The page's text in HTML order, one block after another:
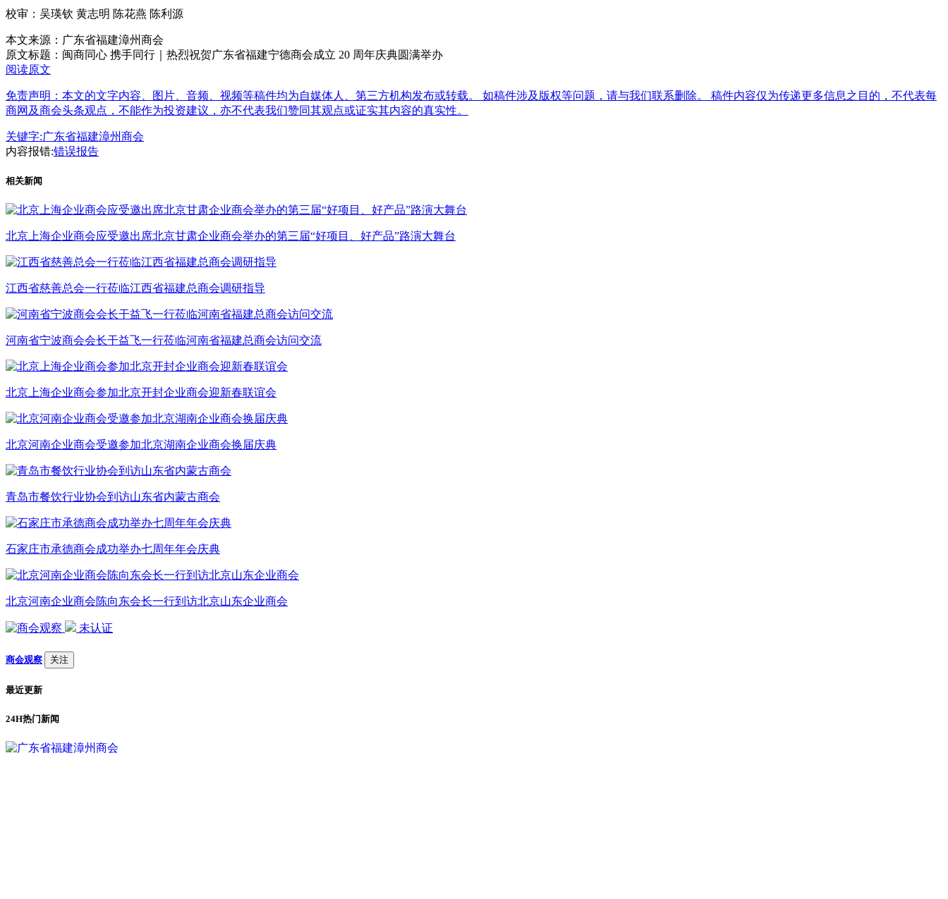
校审：吴瑛钦 黄志明 陈花燕 陈利源
本文来源：广东省福建漳州商会
原文标题： 闽商同心 携手同行｜热烈祝贺广东省福建宁德商会成立 20 周年庆典圆满举办
阅读原文
免责声明：本文的文字内容、图片、音频、视频等稿件均为自媒体人、第三方机构发布或转载。 如稿件涉及版权等问题，请与我们联系删除。 稿件内容仅为传递更多信息之目的，不代表每
商网及商会头条观点，不能作为投资建议，亦不代表我们赞同其观点或证实其内容的真实性。
关键字:广东省福建漳州商会
内容报错:错误报告
相关新闻
北京上海企业商会应受邀出席北京甘肃企业商会举办的第三届“好项目、好产品”路演大舞台
江西省慈善总会一行莅临江西省福建总商会调研指导
河南省宁波商会会长干益飞一行莅临河南省福建总商会访问交流
北京上海企业商会参加北京开封企业商会迎新春联谊会
北京河南企业商会受邀参加北京湖南企业商会换届庆典
青岛市餐饮行业协会到访山东省内蒙古商会
石家庄市承德商会成功举办七周年年会庆典
北京河南企业商会陈向东会长一行到访北京山东企业商会
未认证
商会观察 关注
最近更新
24H热门新闻
1